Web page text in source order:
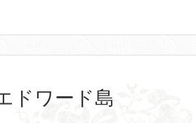
ドワード島